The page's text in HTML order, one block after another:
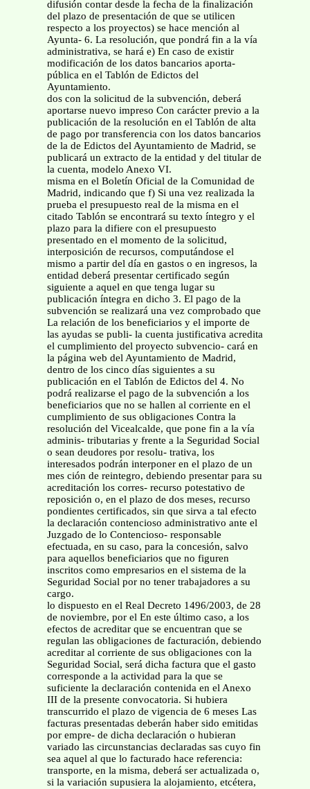
difusión contar desde la fecha de la finalización
del plazo de presentación de que se utilicen
respecto a los proyectos) se hace mención al
Ayunta- 6. La resolución, que pondrá fin a la vía
administrativa, se hará e) En caso de existir
modificación de los datos bancarios aporta-
pública en el Tablón de Edictos del
Ayuntamiento.
dos con la solicitud de la subvención, deberá
aportarse nuevo impreso Con carácter previo a la
publicación de la resolución en el Tablón de alta
de pago por transferencia con los datos bancarios
de la de Edictos del Ayuntamiento de Madrid, se
publicará un extracto de la entidad y del titular de
la cuenta, modelo Anexo VI.
misma en el Boletín Oficial de la Comunidad de
Madrid, indicando que f) Si una vez realizada la
prueba el presupuesto real de la misma en el
citado Tablón se encontrará su texto íntegro y el
plazo para la difiere con el presupuesto
presentado en el momento de la solicitud,
interposición de recursos, computándose el
mismo a partir del día en gastos o en ingresos, la
entidad deberá presentar certificado según
siguiente a aquel en que tenga lugar su
publicación íntegra en dicho 3. El pago de la
subvención se realizará una vez comprobado que
La relación de los beneficiarios y el importe de
las ayudas se publi- la cuenta justificativa acredita
el cumplimiento del proyecto subvencio- cará en
la página web del Ayuntamiento de Madrid,
dentro de los cinco días siguientes a su
publicación en el Tablón de Edictos del 4. No
podrá realizarse el pago de la subvención a los
beneficiarios que no se hallen al corriente en el
cumplimiento de sus obligaciones Contra la
resolución del Vicealcalde, que pone fin a la vía
adminis- tributarias y frente a la Seguridad Social
o sean deudores por resolu- trativa, los
interesados podrán interponer en el plazo de un
mes ción de reintegro, debiendo presentar para su
acreditación los corres- recurso potestativo de
reposición o, en el plazo de dos meses, recurso
pondientes certificados, sin que sirva a tal efecto
la declaración contencioso administrativo ante el
Juzgado de lo Contencioso- responsable
efectuada, en su caso, para la concesión, salvo
para aquellos beneficiarios que no figuren
inscritos como empresarios en el sistema de la
Seguridad Social por no tener trabajadores a su
cargo.
lo dispuesto en el Real Decreto 1496/2003, de 28
de noviembre, por el En este último caso, a los
efectos de acreditar que se encuentran que se
regulan las obligaciones de facturación, debiendo
acreditar al corriente de sus obligaciones con la
Seguridad Social, será dicha factura que el gasto
corresponde a la actividad para la que se
suficiente la declaración contenida en el Anexo
III de la presente convocatoria. Si hubiera
transcurrido el plazo de vigencia de 6 meses Las
facturas presentadas deberán haber sido emitidas
por empre- de dicha declaración o hubieran
variado las circunstancias declaradas sas cuyo fin
sea aquel al que lo facturado hace referencia:
transporte, en la misma, deberá ser actualizada o,
si la variación supusiera la alojamiento, etcétera,